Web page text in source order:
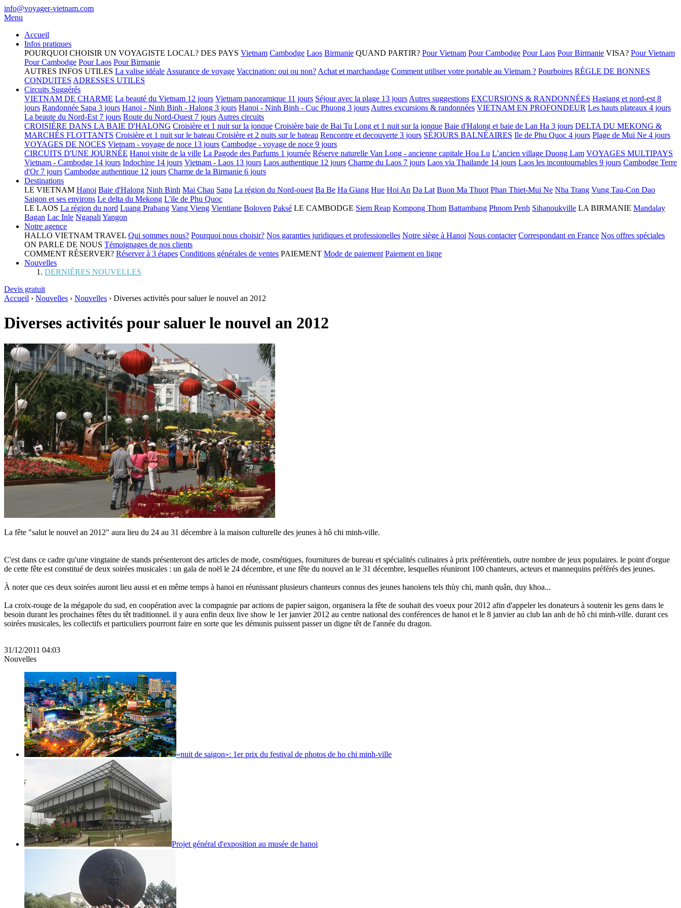
info@voyager-vietnam.com
Menu
Accueil
Infos pratiques
POURQUOI CHOISIR UN VOYAGISTE LOCAL? DES PAYS Vietnam Cambodge Laos Birmanie QUAND PARTIR? Pour Vietnam Pour Cambodge Pour Laos Pour Birmanie VISA? Pour Vietnam
Pour Cambodge Pour Laos Pour Birmanie
AUTRES INFOS UTILES La valise idéale Assurance de voyage Vaccination: oui ou non? Achat et marchandage Comment utiliser votre portable au Vietnam ? Pourboires RÈGLE DE BONNES
CONDUITES ADRESSES UTILES
Circuits Suggérés
VIETNAM DE CHARME La beauté du Vietnam 12 jours Vietnam panoramique 11 jours Séjour avec la plage 13 jours Autres suggestions EXCURSIONS & RANDONNÉES Hagiang et nord-est 8
jours Randonnée Sapa 3 jours Hanoi - Ninh Binh - Halong 3 jours Hanoi - Ninh Binh - Cuc Phuong 3 jours Autres excursions & randonnées VIETNAM EN PROFONDEUR Les hauts plateaux 4 jours
La beaute du Nord-Est 7 jours Route du Nord-Ouest 7 jours Autres circuits
CROISIÈRE DANS LA BAIE D'HALONG Croisière et 1 nuit sur la jonque Croisière baie de Bai Tu Long et 1 nuit sur la jonque Baie d'Halong et baie de Lan Ha 3 jours DELTA DU MEKONG &
MARCHÉS FLOTTANTS Croisière et 1 nuit sur le bateau Croisière et 2 nuits sur le bateau Rencontre et decouverte 3 jours SÉJOURS BALNÉAIRES Ile de Phu Quoc 4 jours Plage de Mui Ne 4 jours
VOYAGES DE NOCES Vietnam - voyage de noce 13 jours Cambodge - voyage de noce 9 jours
CIRCUITS D'UNE JOURNÉE Hanoi visite de la ville La Pagode des Parfums 1 journée Réserve naturelle Van Long - ancienne capitale Hoa Lu L’ancien village Duong Lam VOYAGES MULTIPAYS
Vietnam - Cambodge 14 jours Indochine 14 jours Vietnam - Laos 13 jours Laos authentique 12 jours Charme du Laos 7 jours Laos via Thailande 14 jours Laos les incontournables 9 jours Cambodge Terre
d'Or 7 jours Cambodge authentique 12 jours Charme de la Birmanie 6 jours
Destinations
LE VIETNAM Hanoi Baie d'Halong Ninh Binh Mai Chau Sapa La région du Nord-ouest Ba Be Ha Giang Hue Hoi An Da Lat Buon Ma Thuot Phan Thiet-Mui Ne Nha Trang Vung Tau-Con Dao
Saigon et ses environs Le delta du Mekong L'ile de Phu Quoc
LE LAOS La région du nord Luang Prabang Vang Vieng Vientiane Boloven Paksé LE CAMBODGE Siem Reap Kompong Thom Battambang Phnom Penh Sihanoukville LA BIRMANIE Mandalay
Bagan Lac Inle Ngapali Yangon
Notre agence
HALLO VIETNAM TRAVEL Qui sommes nous? Pourquoi nous choisir? Nos garanties juridiques et professionelles Notre siège à Hanoi Nous contacter Correspondant en France Nos offres spéciales
ON PARLE DE NOUS Témoignages de nos clients
COMMENT RÉSERVER? Réserver à 3 étapes Conditions générales de ventes PAIEMENT Mode de paiement Paiement en ligne
Nouvelles
DERNIÈRES NOUVELLES
Devis gratuit
Accueil › Nouvelles › Nouvelles › Diverses activités pour saluer le nouvel an 2012
Diverses activités pour saluer le nouvel an 2012
La fête "salut le nouvel an 2012" aura lieu du 24 au 31 décembre à la maison culturelle des jeunes à hô chi minh-ville.
C'est dans ce cadre qu'une vingtaine de stands présenteront des articles de mode, cosmétiques, fournitures de bureau et spécialités culinaires à prix préférentiels, outre nombre de jeux populaires. le point d'orgue
de cette fête est constitué de deux soirées musicales : un gala de noël le 24 décembre, et une fête du nouvel an le 31 décembre, lesquelles réuniront 100 chanteurs, acteurs et mannequins préférés des jeunes.
À noter que ces deux soirées auront lieu aussi et en même temps à hanoi en réunissant plusieurs chanteurs connus des jeunes hanoiens tels thùy chi, manh quân, duy khoa...
La croix-rouge de la mégapole du sud, en coopération avec la compagnie par actions de papier saigon, organisera la fête de souhait des voeux pour 2012 afin d'appeler les donateurs à soutenir les gens dans le
besoin durant les prochaines fêtes du têt traditionnel. il y aura enfin deux live show le 1er janvier 2012 au centre national des conférences de hanoi et le 8 janvier au club lan anh de hô chi minh-ville. durant ces
soirées musicales, les collectifs et particuliers pourront faire en sorte que les démunis puissent passer un digne têt de l'année du dragon.
31/12/2011 04:03
Nouvelles
«nuit de saigon»: 1er prix du festival de photos de ho chi minh-ville
Projet général d'exposition au musée de hanoi